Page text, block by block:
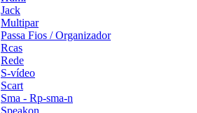
Jack
Multipar
Passa Fios / Organizador
Rcas
Rede
S-vídeo
Scart
Sma - Rp-sma-n
Speakon